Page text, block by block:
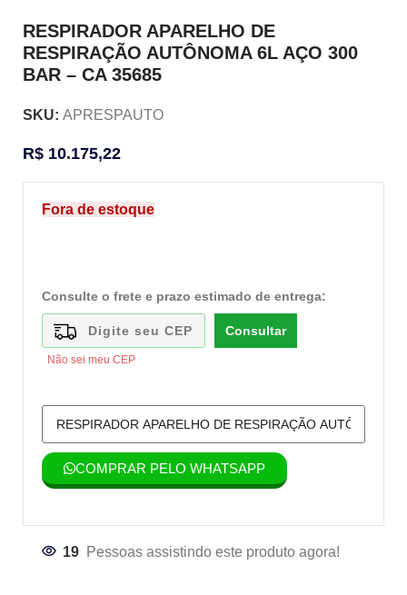
RESPIRADOR APARELHO DE
RESPIRAÇÃO AUTÔNOMA 6L AÇO 300
BAR – CA 35685
SKU: APRESPAUTO
R$ 10.175,22
Fora de estoque
Consulte o frete e prazo estimado de entrega:
Consultar
Não sei meu CEP
COMPRAR PELO WHATSAPP
19 Pessoas assistindo este produto agora!